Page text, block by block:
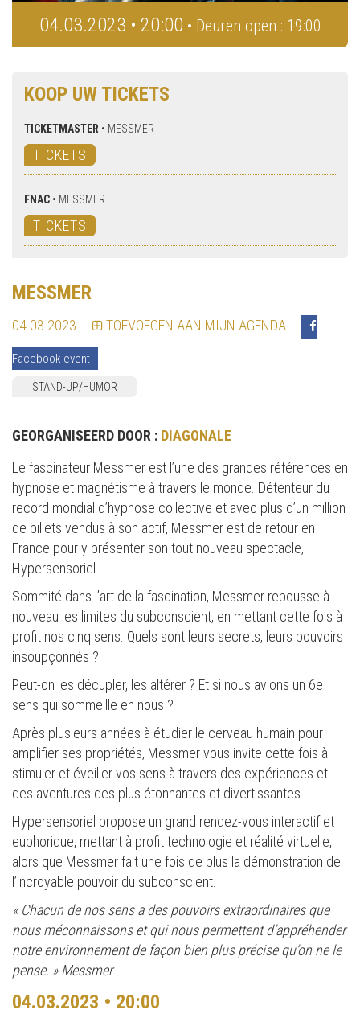
04.03.2023 • 20:00 • Deuren open : 19:00
KOOP UW TICKETS
TICKETMASTER • MESSMER
TICKETS
FNAC • MESSMER
TICKETS
MESSMER
04.03.2023 TOEVOEGEN AAN MIJN AGENDA
Facebook event
STAND-UP/HUMOR
GEORGANISEERD DOOR : DIAGONALE
Le fascinateur Messmer est l’une des grandes références en
hypnose et magnétisme à travers le monde. Détenteur du
record mondial d’hypnose collective et avec plus d’un million
de billets vendus à son actif, Messmer est de retour en
France pour y présenter son tout nouveau spectacle,
Hypersensoriel.
Sommité dans l’art de la fascination, Messmer repousse à
nouveau les limites du subconscient, en mettant cette fois à
profit nos cinq sens. Quels sont leurs secrets, leurs pouvoirs
insoupçonnés ?
Peut-on les décupler, les altérer ? Et si nous avions un 6e
sens qui sommeille en nous ?
Après plusieurs années à étudier le cerveau humain pour
amplifier ses propriétés, Messmer vous invite cette fois à
stimuler et éveiller vos sens à travers des expériences et
des aventures des plus étonnantes et divertissantes.
Hypersensoriel propose un grand rendez-vous interactif et
euphorique, mettant à profit technologie et réalité virtuelle,
alors que Messmer fait une fois de plus la démonstration de
l’incroyable pouvoir du subconscient.
« Chacun de nos sens a des pouvoirs extraordinaires que
nous méconnaissons et qui nous permettent d’appréhender
notre environnement de façon bien plus précise qu’on ne le
pense. » Messmer
04.03.2023 • 20:00